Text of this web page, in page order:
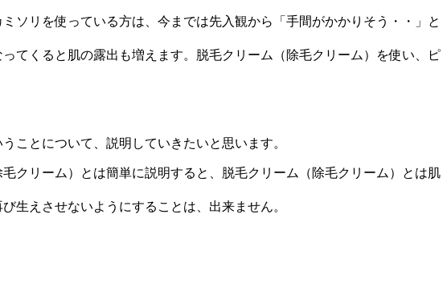
ソリを使っている方は、今までは先入観から「手間がかかりそう・・」と
てくると肌の露出も増えます。脱毛クリーム（除毛クリーム）を使い、ピ
ことについて、説明していきたいと思います。
クリーム）とは簡単に説明すると、脱毛クリーム（除毛クリーム）とは肌
生えさせないようにすることは、出来ません。